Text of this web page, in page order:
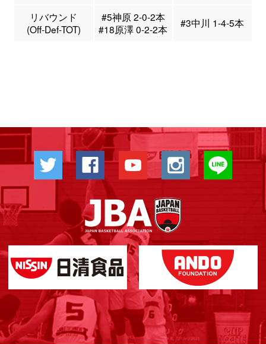
リバウンド
(Off-Def-TOT)
#5神原 2-0-2本
#18原澤 0-2-2本
#3中川 1-4-5本